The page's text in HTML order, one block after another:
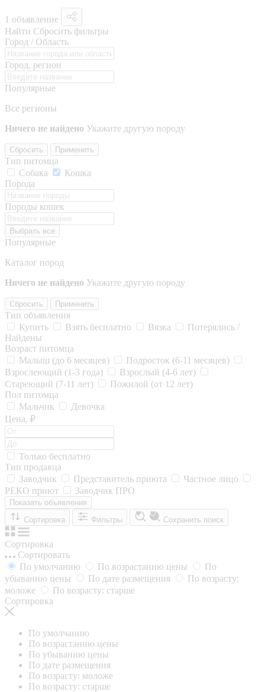
1 объявление
Найти Сбросить фильтры
Город / Область
Город, регион
Популярные
Все регионы
Ничего не найдено Укажите другую породу
Сбросить Применить
Тип питомца
Собака
Кошка
Порода
Породы кошек
Выбрать все
Популярные
Каталог пород
Ничего не найдено Укажите другую породу
Сбросить Применить
Тип объявления
Купить
Взять бесплатно Вязка
Потерялись /
Найдены
Возраст питомца
Малыш (до 6 месяцев)
Подросток (6-11 месяцев)
Взрослеющий (1-3 года)
Взрослый (4-6 лет)
Стареющий (7-11 лет)
Пожилой (от 12 лет)
Пол питомца
Мальчик
Девочка
Цена, ₽
Только бесплатно
Тип продавца
Заводчик
Представитель приюта
Частное лицо
РЕКО приют
Заводчик ПРО
Показать объявления
Сортировка
Фильтры Сохранить поиск
Сортировка
Сортировать
По умолчанию
По возрастанию цены
По
убыванию цены
По дате размещения
По возрасту:
моложе
По возрасту: старше
Сортировка
По умолчанию
По возрастанию цены
По убыванию цены
По дате размещения
По возрасту: моложе
По возрасту: старше